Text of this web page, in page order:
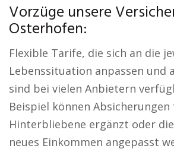
Vorzüge unsere
Osterhofen:
Flexible Tarife, die sich an die
Lebenssituation anpassen und
sind bei vielen Anbietern
Beispiel können
Hinterbliebene ergänzt oder
neues Einkommen angepasst